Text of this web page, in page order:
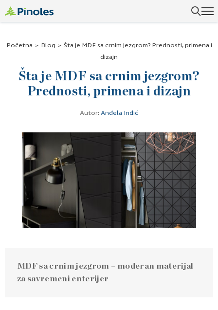
Početna > Blog > Šta je MDF sa crnim jezgrom? Prednosti, primena i
dizajn
Šta je MDF sa crnim jezgrom?
Prednosti, primena i dizajn
Autor: Anđela Inđić
MDF sa crnim jezgrom – moderan materijal
za savremeni enterijer